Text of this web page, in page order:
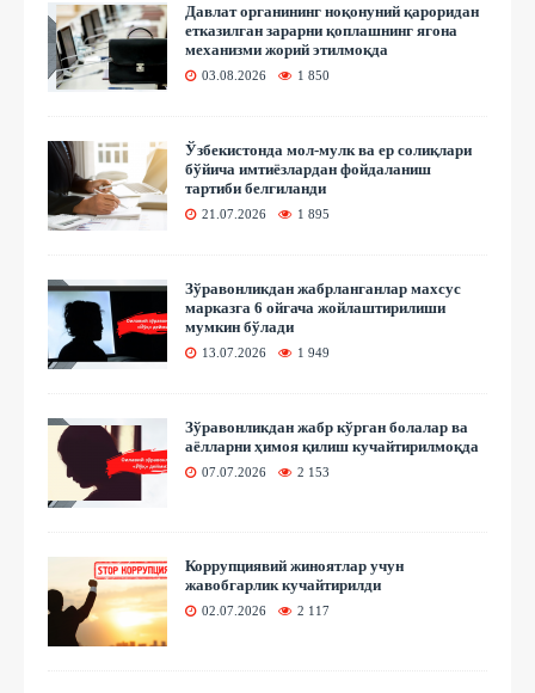
Давлат органининг ноқонуний қароридан
етказилган зарарни қоплашнинг ягона
механизми жорий этилмоқда
03.08.2026 1 850
Ўзбекистонда мол-мулк ва ер солиқлари
бўйича имтиёзлардан фойдаланиш
тартиби белгиланди
21.07.2026 1 895
Зўравонликдан жабрланганлар махсус
марказга 6 ойгача жойлаштирилиши
мумкин бўлади
13.07.2026 1 949
Зўравонликдан жабр кўрган болалар ва
аёлларни ҳимоя қилиш кучайтирилмоқда
07.07.2026 2 153
Коррупциявий жиноятлар учун
жавобгарлик кучайтирилди
02.07.2026 2 117